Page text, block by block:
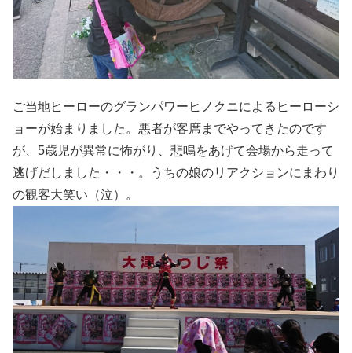
ご当地ヒーローのグランパワーヒノクニによるヒーローシ
ョーが始まりました。悪者が客席までやってきたのです
が、5歳児が異常に怖がり、悲鳴をあげて会場から走って
逃げだしました・・・。うちの娘のリアクションにまわり
の観客大笑い（泣）。